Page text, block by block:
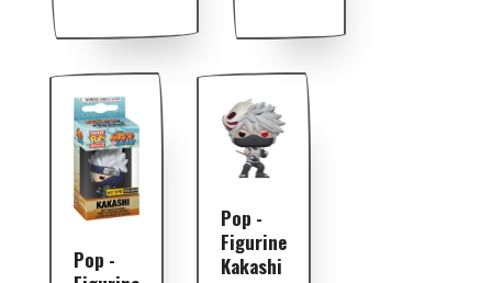
Pop -
Pop -
Figurine
Kakashi